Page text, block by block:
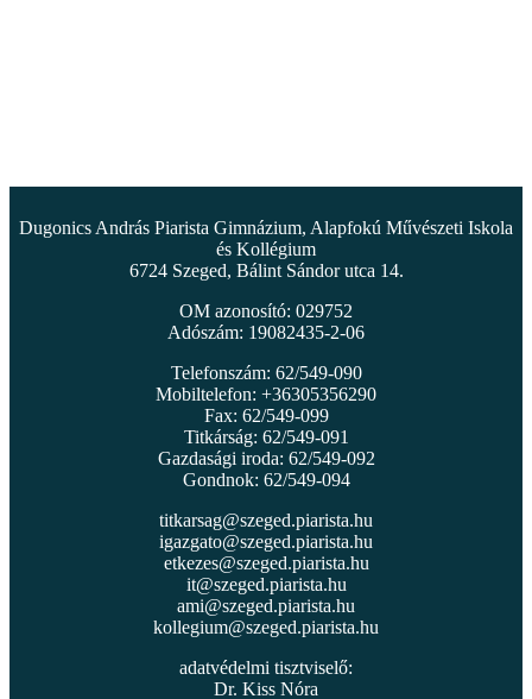
Dugonics András Piarista Gimnázium, Alapfokú Művészeti Iskola
és Kollégium
6724 Szeged, Bálint Sándor utca 14.
OM azonosító: 029752
Adószám: 19082435-2-06
Telefonszám: 62/549-090
Mobiltelefon: +36305356290
Fax: 62/549-099
Titkárság: 62/549-091
Gazdasági iroda: 62/549-092
Gondnok: 62/549-094
titkarsag@szeged.piarista.hu
igazgato@szeged.piarista.hu
etkezes@szeged.piarista.hu
it@szeged.piarista.hu
ami@szeged.piarista.hu
kollegium@szeged.piarista.hu
adatvédelmi tisztviselő:
Dr. Kiss Nóra